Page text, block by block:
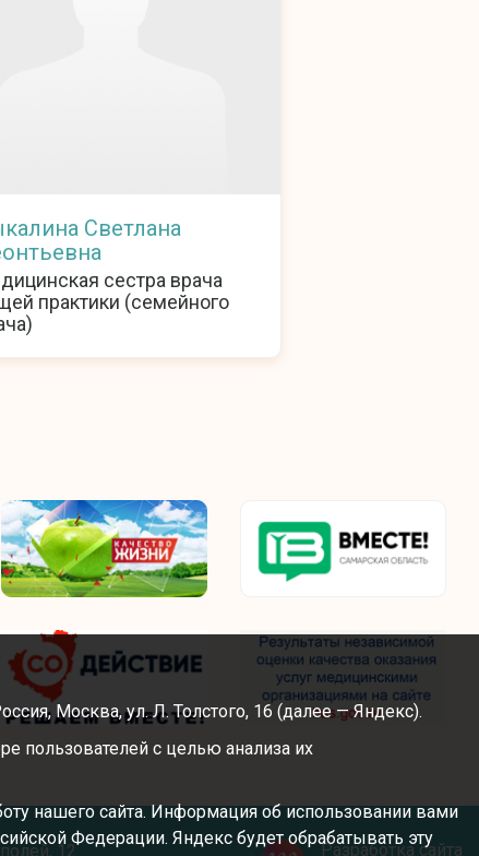
Светлана
сестра врача
практики (семейного
Москва, ул. Л. Толстого, 16 (далее — Яндекс).
пользователей с целью анализа их
нашего сайта. Информация об использовании вами
Федерации. Яндекс будет обрабатывать эту
12 Разработка сайта